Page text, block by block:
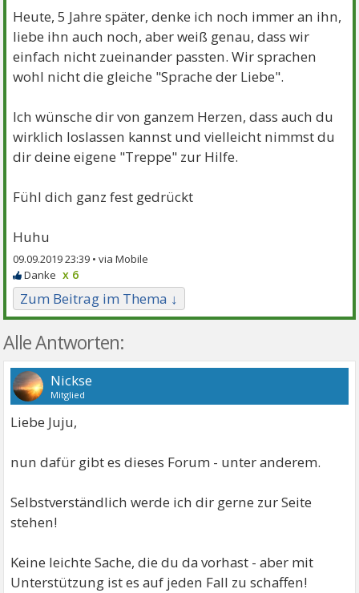
Heute, 5 Jahre später, denke ich noch immer an ihn,
liebe ihn auch noch, aber weiß genau, dass wir
einfach nicht zueinander passten. Wir sprachen
wohl nicht die gleiche "Sprache der Liebe".
Ich wünsche dir von ganzem Herzen, dass auch du
wirklich loslassen kannst und vielleicht nimmst du
dir deine eigene "Treppe" zur Hilfe.
Fühl dich ganz fest gedrückt
Huhu
09.09.2019 23:39 •
x 6
Zum Beitrag im Thema ↓
Alle Antworten:
Nickse
Mitglied
Liebe Juju,
nun dafür gibt es dieses Forum - unter anderem.
Selbstverständlich werde ich dir gerne zur Seite
stehen!
Keine leichte Sache, die du da vorhast - aber mit
Unterstützung ist es auf jeden Fall zu schaffen!